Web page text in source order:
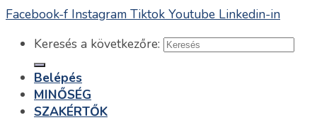
Facebook-f Instagram Tiktok Youtube Linkedin-in
Keresés a következőre:
Belépés
MINŐSÉG
SZAKÉRTŐK